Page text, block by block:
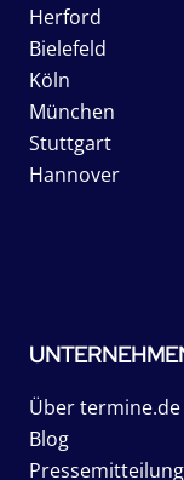
Herford
Bielefeld
Köln
München
Stuttgart
Hannover
Über termine.de
Blog